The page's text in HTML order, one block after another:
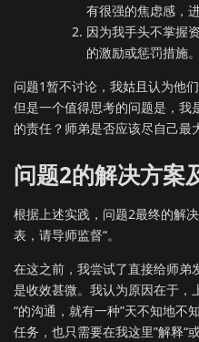
有很强的焦虑感，
因为我手头不掌握
的激励或惩罚措施。
问题1暂不讨论，我姑且认为他
但是一个值得思考的问题是，我
的责任？师弟是否应该尽自己最
问题2的解决方案
根据上述实践，问题2最终的解
表，请导师监督“。
在这之前，我尝试了直接给师弟
是收效甚微。我认为原因在于，
“的沟通，就有一种”天不知地不
任务，也只需要在我这里”解释“